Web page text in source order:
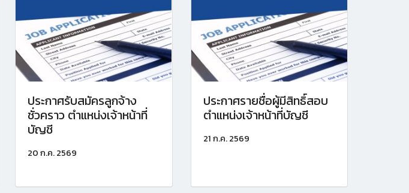
ประกาศรับสมัครลูกจ้าง
ชั่วคราว ตำแหน่งเจ้าหน้าที่
บัญชี
20 ก.ค. 2569
ประกาศรายชื่อผู้มีสิทธิ์สอบ
ตำแหน่งเจ้าหน้าที่บัญชี
21 ก.ค. 2569